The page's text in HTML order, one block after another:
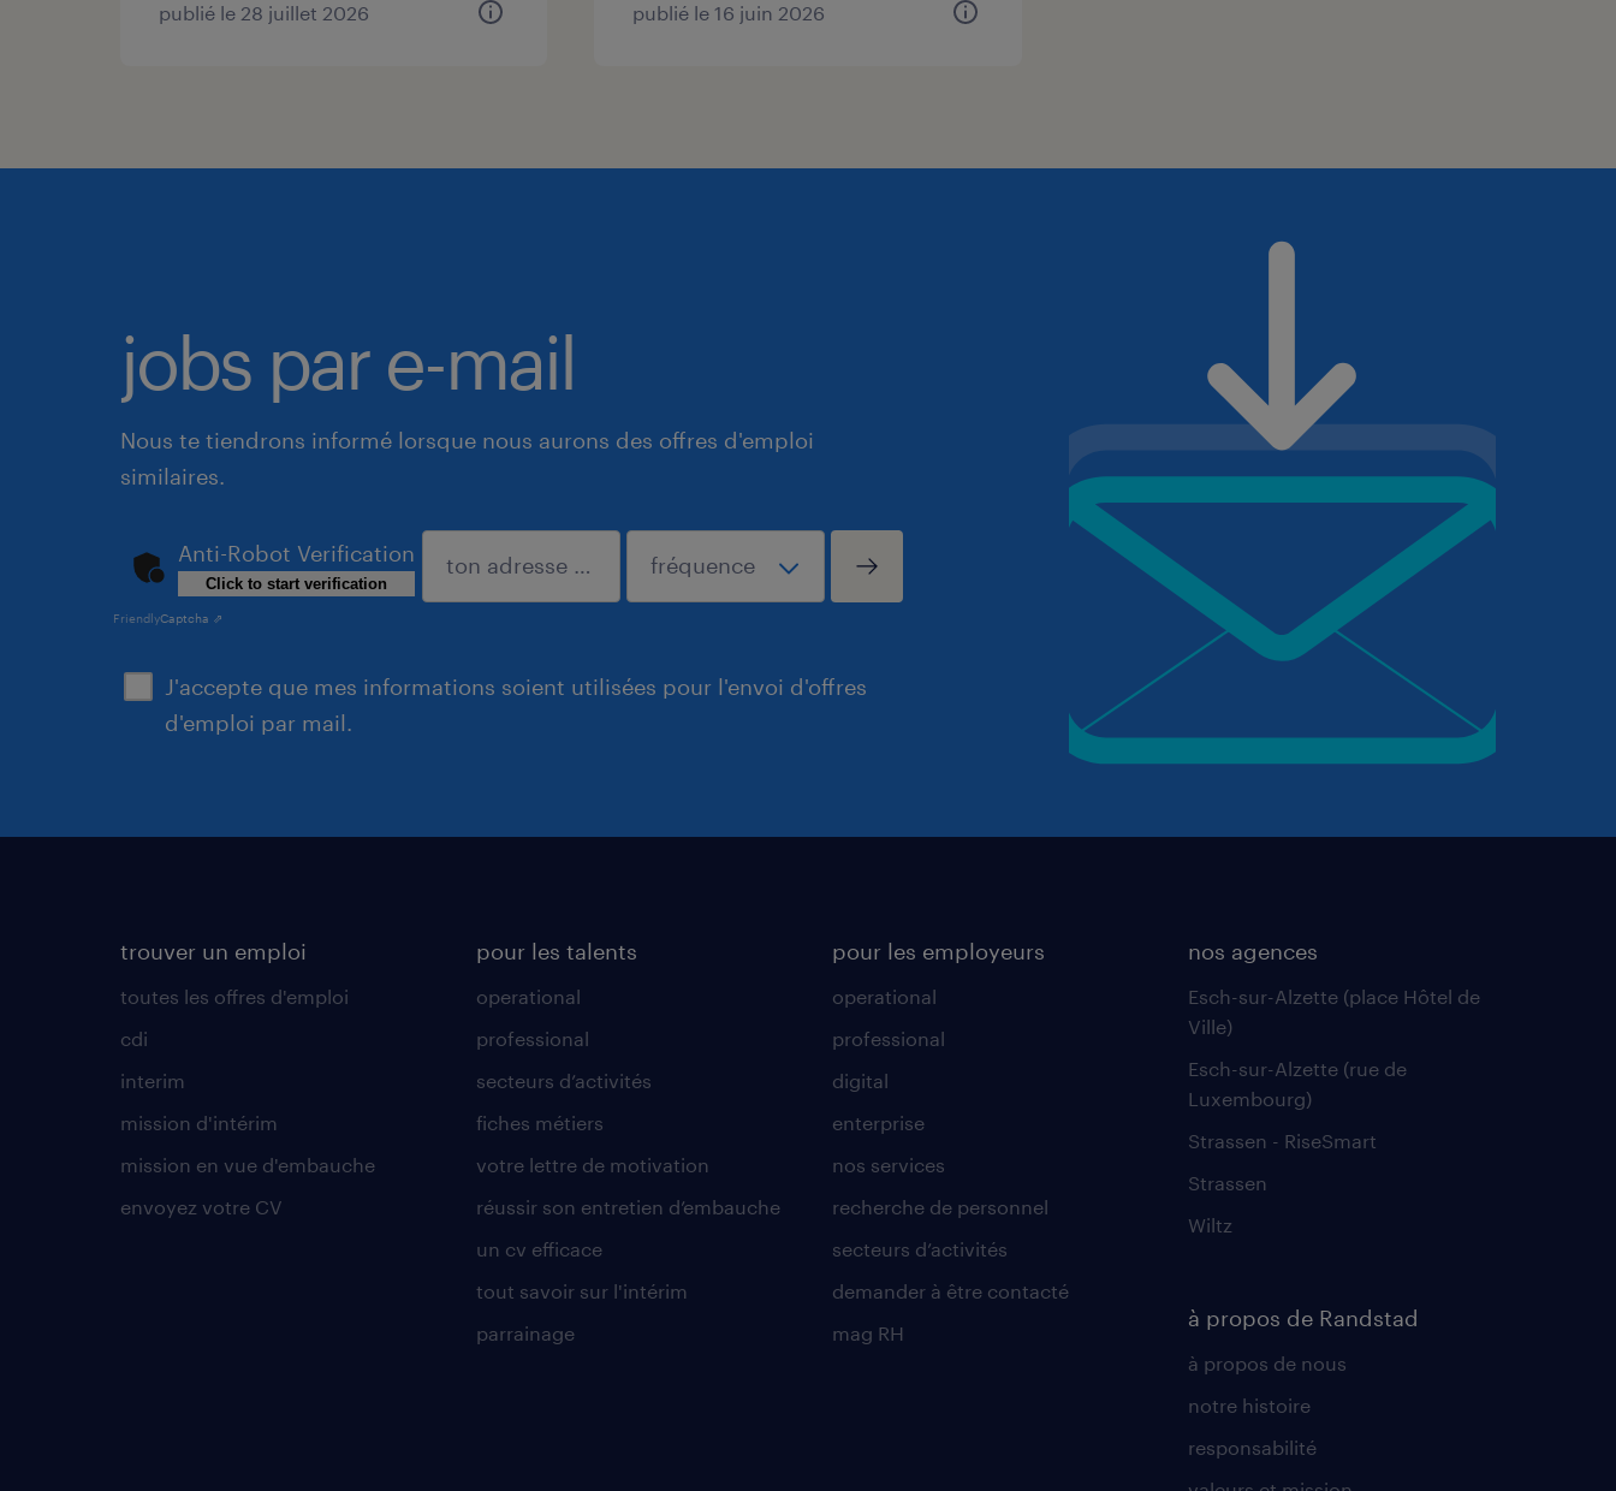
publié le 28 juillet 2026 publié le 16 juin 2026
jobs par e-mail
Nous te tiendrons informé lorsque nous aurons des offres d'emploi
similaires.
J'accepte que mes informations soient utilisées pour l'envoi d'offres
d'emploi par mail.
Anti-Robot Verification
Click to start verification
FriendlyCaptcha ⇗
soumettre
trouver un emploi
toutes les offres d'emploi
cdi
interim
mission d'intérim
mission en vue d'embauche
envoyez votre CV
pour les talents
operational
professional
secteurs d’activités
fiches métiers
votre lettre de motivation
réussir son entretien d’embauche
un cv efficace
tout savoir sur l'intérim
parrainage
pour les employeurs
operational
professional
digital
enterprise
nos services
recherche de personnel
secteurs d’activités
demander à être contacté
mag RH
nos agences
Esch-sur-Alzette (place Hôtel de
Ville)
Esch-sur-Alzette (rue de
Luxembourg)
Strassen - RiseSmart
Strassen
Wiltz
à propos de Randstad
à propos de nous
notre histoire
responsabilité